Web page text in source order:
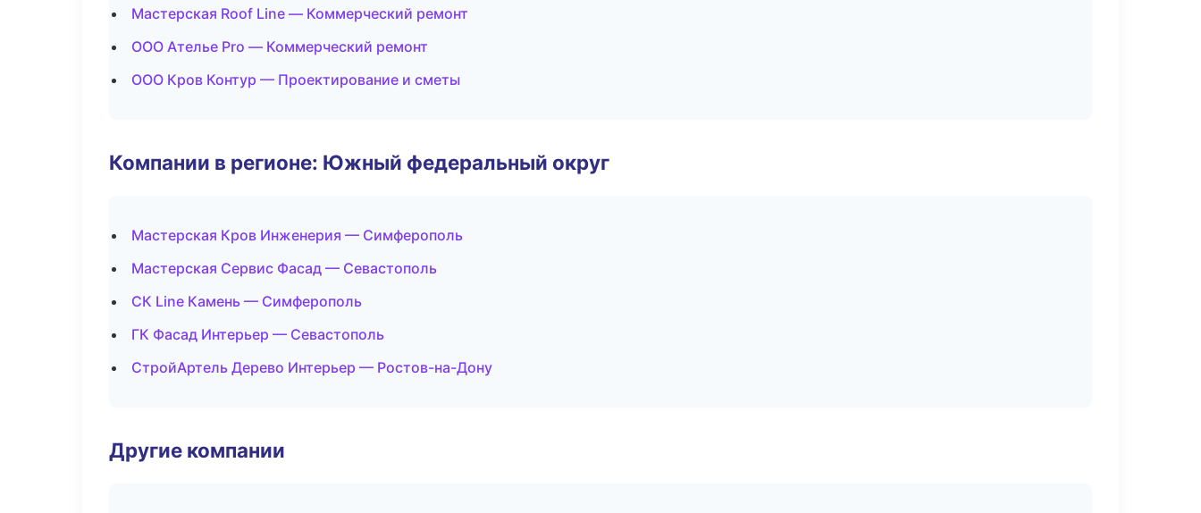
Мастерская Roof Line — Коммерческий ремонт
ООО Ателье Pro — Коммерческий ремонт
ООО Кров Контур — Проектирование и сметы
Компании в регионе: Южный федеральный округ
Мастерская Кров Инженерия — Симферополь
Мастерская Сервис Фасад — Севастополь
СК Line Камень — Симферополь
ГК Фасад Интерьер — Севастополь
СтройАртель Дерево Интерьер — Ростов-на-Дону
Другие компании